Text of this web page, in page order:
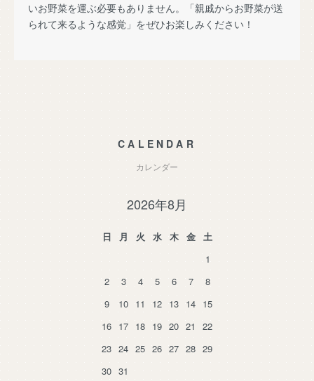
いお野菜を運ぶ必要もありません。「親戚からお野菜が送
られて来るような感覚」をぜひお楽しみください！
CALENDAR
カレンダー
2026年8月
日 月 火 水 木 金
土
1
2
3 4 5 6 7
8
9
10 11 12 13 14 15
16 17 18 19 20 21
22
23 24 25 26 27 28 29
30 31